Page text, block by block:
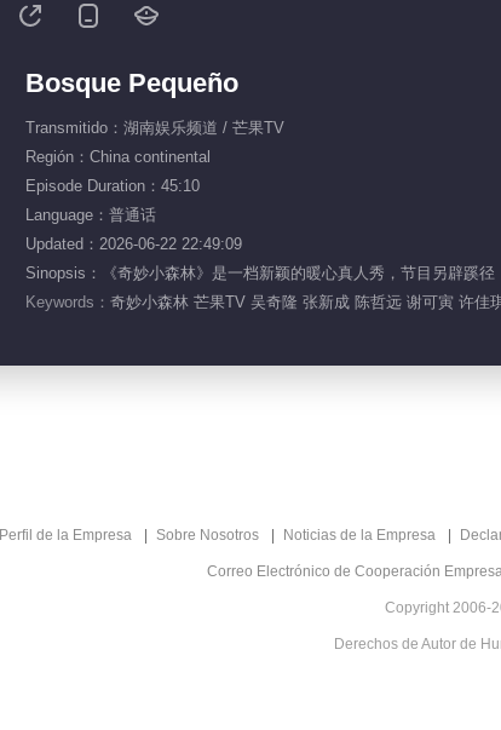
Bosque Pequeño
Transmitido：湖南娱乐频道 / 芒果TV
Región：China continental
Episode Duration：45:10
Language：普通话
Updated：2026-06-22 22:49:09
Sinopsis：《奇妙小森林》是一档新颖的暖心真人秀，节目另辟蹊
Keywords： 奇妙小森林 芒果TV 吴奇隆 张新成 陈哲远 谢可寅 许佳
Perfil de la Empresa Sobre Nosotros Noticias de la Empresa
Correo Electrónico de Cooperación
Copyright 2006-
Derechos de Autor de